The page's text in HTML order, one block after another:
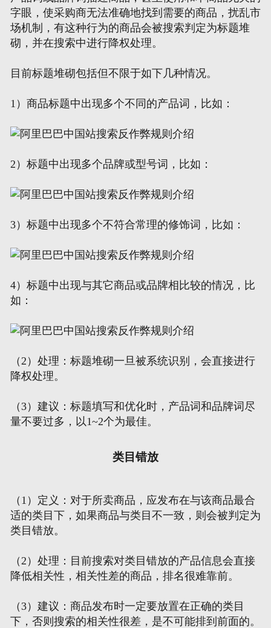
字眼，使采购商无法准确地找到需要的商品，扰乱市
场机制，有这种行为的商品会被搜索判定为标题堆
砌，并在搜索中进行降权处理。
目前标题堆砌包括但不限于如下几种情况。
1）商品标题中出现多个不同的产品词，比如：
2）标题中出现多个品牌或型号词，比如：
3）标题中出现多个不符合常理的修饰词，比如：
4）标题中出现与其它商品或品牌相比较的情况，比
如：
（2）处理：标题堆砌一旦被系统识别，会直接进行
降权处理。
（3）建议：标题填写和优化时，产品词和品牌词尽
量不要过多，以1~2个为最佳。
类目错放
（1）定义：对于所卖商品，应发布在与该商品最合
适的类目下，如果商品与类目不一致，则会被判定为
类目错放。
（2）处理：目前搜索对类目错放的产品信息会直接
降低相关性，相关性差的商品，排名很难靠前。
（3）建议：商品发布时一定要放置在正确的类目
下，否则搜索的相关性很差，是不可能排到前面的。